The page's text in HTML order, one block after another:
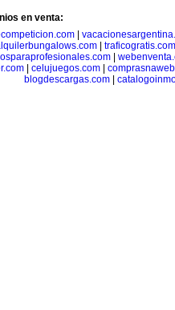
en venta:
| traficogratis.com
|
| celujuegos.com|
blogdescargas.com|